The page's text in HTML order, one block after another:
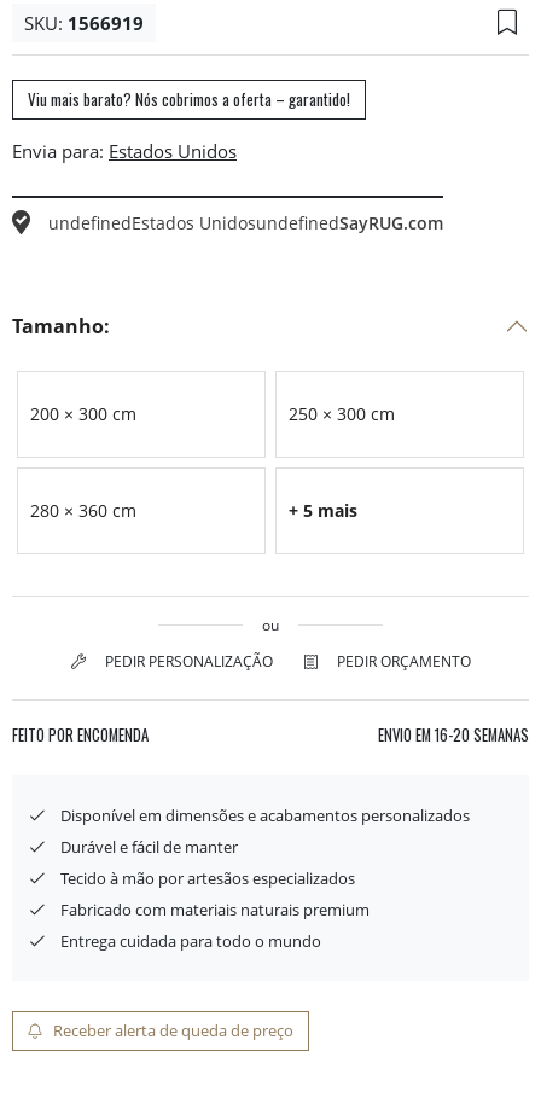
SKU: 1566919
Viu mais barato? Nós cobrimos a oferta – garantido!
Envia para:
undefinedEstados UnidosundefinedSayRUG.com
Tamanho:
200 × 300 cm 250 × 300 cm
280 × 360 cm + 5 mais
ou
PEDIR PERSONALIZAÇÃO
PEDIR ORÇAMENTO
FEITO POR ENCOMENDA ENVIO EM 16-20 SEMANAS
Disponível em dimensões e acabamentos personalizados
Durável e fácil de manter
Tecido à mão por artesãos especializados
Fabricado com materiais naturais premium
Entrega cuidada para todo o mundo
Receber alerta de queda de preço